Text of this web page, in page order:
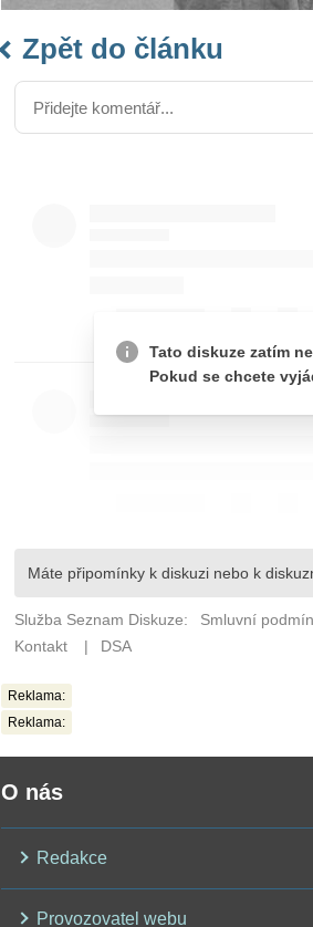
Zpět do článku
Reklama:
Reklama:
O nás
Redakce
Provozovatel webu